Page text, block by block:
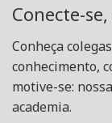
Conecte-
Conheça
conhecimento,
motive-se:
academia.